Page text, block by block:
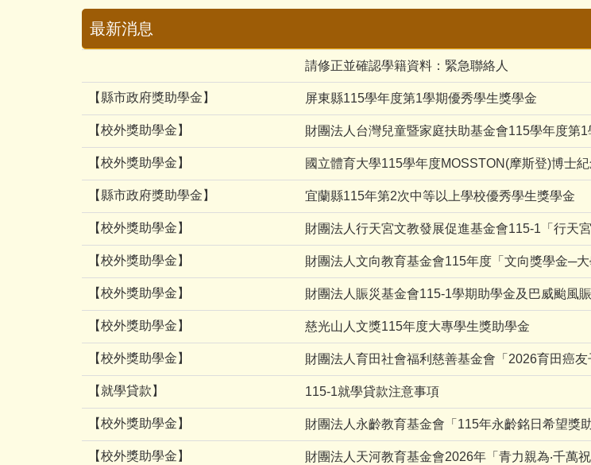
最新消息
請修正並確認學籍資料：緊急聯絡人
【縣市政府獎助學金】 屏東縣115學年度第1學期優秀學生獎學金
【校外獎助學金】 財團法人台灣兒童暨家庭扶助基金會115學年度第1
【校外獎助學金】 國立體育大學115學年度MOSSTON(摩斯登)博士
【縣市政府獎助學金】 宜蘭縣115年第2次中等以上學校優秀學生獎學金
【校外獎助學金】 財團法人行天宮文教發展促進基金會115-1「行天
【校外獎助學金】 財團法人文向教育基金會115年度「文向獎學金─
【校外獎助學金】 財團法人賑災基金會115-1學期助學金及巴威颱風
【校外獎助學金】 慈光山人文獎115年度大專學生獎助學金
【校外獎助學金】 財團法人育田社會福利慈善基金會「2026育田癌友
【就學貸款】 115-1就學貸款注意事項
【校外獎助學金】 財團法人永齡教育基金會「115年永齡銘日希望獎助
【校外獎助學金】 財團法人天河教育基金會2026年「青力親為‧千萬